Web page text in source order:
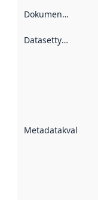
Dokumentasjon
Datasettype
Metadatakvalitet